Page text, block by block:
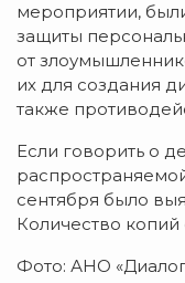
мероприятии,
защиты
от
их для создания
также
Если говорить о
сентября было
Количество копий
Фото: АНО